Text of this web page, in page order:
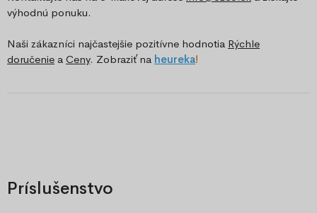
výhodnú ponuku.
Naši zákazníci najčastejšie pozitívne hodnotia Rýchle
doručenie a Ceny. Zobraziť na heureka!
Príslušenstvo